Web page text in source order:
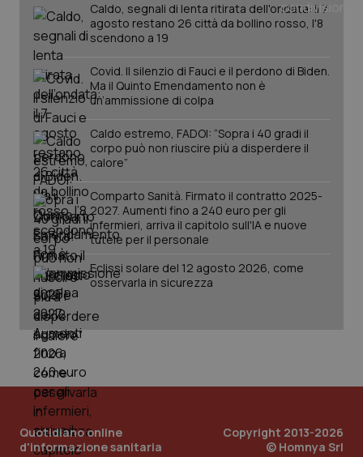
Caldo, segnali di lenta ritirata dell'ondata: il 7
agosto restano 26 città da bollino rosso, l'8
scendono a 19
Covid. Il silenzio di Fauci e il perdono di Biden.
Ma il Quinto Emendamento non è
un’ammissione di colpa
Caldo estremo, FADOI: “Sopra i 40 gradi il
corpo può non riuscire più a disperdere il
calore”
Comparto Sanità. Firmato il contratto 2025-
2027. Aumenti fino a 240 euro per gli
infermieri, arriva il capitolo sull'IA e nuove
tutele per il personale
Eclissi solare del 12 agosto 2026, come
osservarla in sicurezza
Quotidiano online
d'informazione sanitaria
Copyright 2013-2026
© Homnya Srl